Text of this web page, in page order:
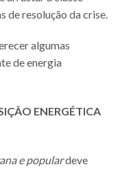
de resolução da crise.
algumas
de energia
ENERGÉTICA
e populardeve